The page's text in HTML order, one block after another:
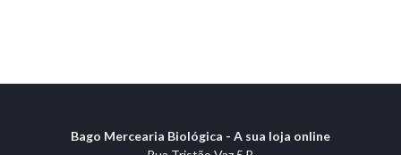
Bago Mercearia Biológica - A sua loja online